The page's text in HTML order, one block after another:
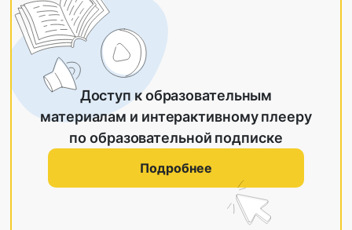
Доступ к образовательным
материалам и интерактивному плееру
по образовательной подписке
Подробнее